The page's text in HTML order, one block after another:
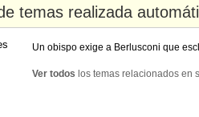
temas realizada
Un obispo exige a Berlusconi que
Ver todos los temas relacionados en